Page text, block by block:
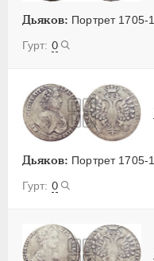
Дьяков: Портрет 1705-
0
Дьяков: Портрет 1705-
0